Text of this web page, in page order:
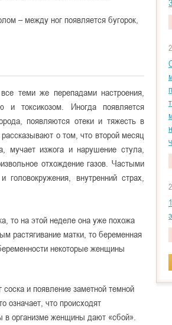
– между ног появляется бугорок,
теми же перепадами настроения,
и токсикозом. Иногда появляется
появляются отеки и тяжесть в
о том, что второй месяц
мучает изжога и нарушение стула,
отхождение газов. Частыми
внутренний страх,
то на этой неделе она уже похожа
растягивание матки, то беременная
некоторые женщины
и появление заметной темной
означает, что происходят
в организме женщины дают «сбой».